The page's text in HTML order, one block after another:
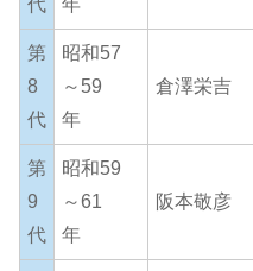
第
8
代
昭和57
～59
年
倉澤栄吉
第
9
代
昭和59
～61
年
阪本敬彦